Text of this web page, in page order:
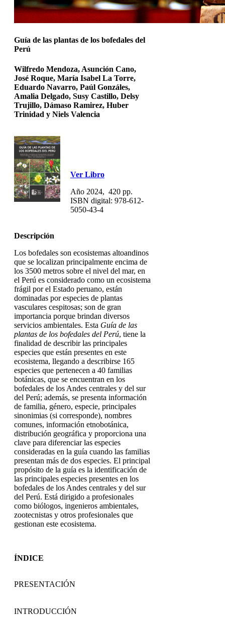
Guía de las plantas de los bofedales del
Perú
Wilfredo Mendoza, Asunción Cano,
José Roque, María Isabel La Torre,
Eduardo Navarro, Paúl Gonzáles,
Amalia Delgado, Susy Castillo, Delsy
Trujillo, Dámaso Ramirez, Huber
Trinidad y Niels Valencia
Ver Libro
Año 2024, 420 pp.
ISBN digital: 978-612-
5050-43-4
Descripción
Los bofedales son ecosistemas altoandinos
que se localizan principalmente encima de
los 3500 metros sobre el nivel del mar, en
el Perú es considerado como un ecosistema
frágil por el Estado peruano, están
dominadas por especies de plantas
vasculares cespitosas; son de gran
importancia porque brindan diversos
servicios ambientales. Esta Guía de las
plantas de los bofedales del Perú, tiene la
finalidad de describir las principales
especies que están presentes en este
ecosistema, llegando a describirse 165
especies que pertenecen a 40 familias
botánicas, que se encuentran en los
bofedales de los Andes centrales y del sur
del Perú; además, se presenta información
de familia, género, especie, principales
sinonimias (si corresponde), nombres
comunes, información etnobotánica,
distribución geográfica y proporciona una
clave para diferenciar las especies
consideradas en la guía cuando las familias
presentan más de dos especies. El principal
propósito de la guía es la identificación de
las principales especies presentes en los
bofedales de los Andes centrales y del sur
del Perú. Está dirigido a profesionales
como biólogos, ingenieros ambientales,
zootecnistas y otros profesionales que
gestionan este ecosistema.
ÍNDICE
PRESENTACIÓN
INTRODUCCIÓN